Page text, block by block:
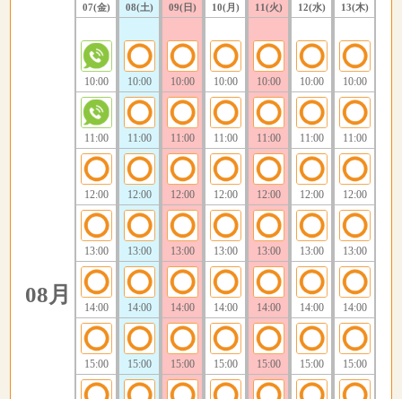
08月
07(金)
10:00
11:00
12:00
13:00
14:00
15:00
08(土)
10:00
11:00
12:00
13:00
14:00
15:00
09(日)
10:00
11:00
12:00
13:00
14:00
15:00
10(月)
10:00
11:00
12:00
13:00
14:00
15:00
11(火)
10:00
11:00
12:00
13:00
14:00
15:00
12(水)
10:00
11:00
12:00
13:00
14:00
15:00
13(木)
10:00
11:00
12:00
13:00
14:00
15:00